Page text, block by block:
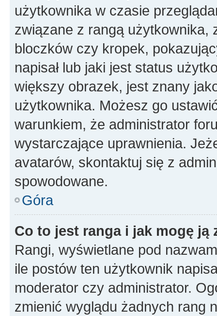
użytkownika w czasie
związane z rangą użytkownika,
bloczków czy kropek,
napisał lub jaki jest status
większy obrazek, jest znany
użytkownika. Możesz go
warunkiem, że administrator
wystarczające uprawnienia.
avatarów, skontaktuj się z
spowodowane.
Góra
Co to jest ranga i jak mogę ją
Rangi, wyświetlane pod
ile postów ten użytkownik
moderator czy administrator.
zmienić wyglądu żadnych rang